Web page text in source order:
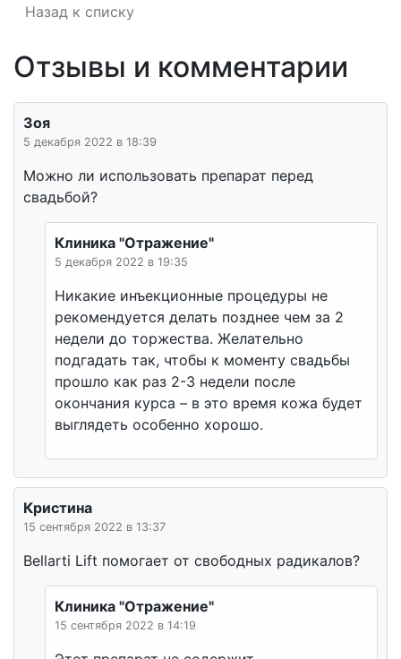
Назад к списку
Отзывы и комментарии
Зоя
5 декабря 2022 в 18:39
Можно ли использовать препарат перед
свадьбой?
Клиника "Отражение"
5 декабря 2022 в 19:35
Никакие инъекционные процедуры не
рекомендуется делать позднее чем за 2
недели до торжества. Желательно
подгадать так, чтобы к моменту свадьбы
прошло как раз 2-3 недели после
окончания курса – в это время кожа будет
выглядеть особенно хорошо.
Кристина
15 сентября 2022 в 13:37
Bellarti Lift помогает от свободных радикалов?
Клиника "Отражение"
15 сентября 2022 в 14:19